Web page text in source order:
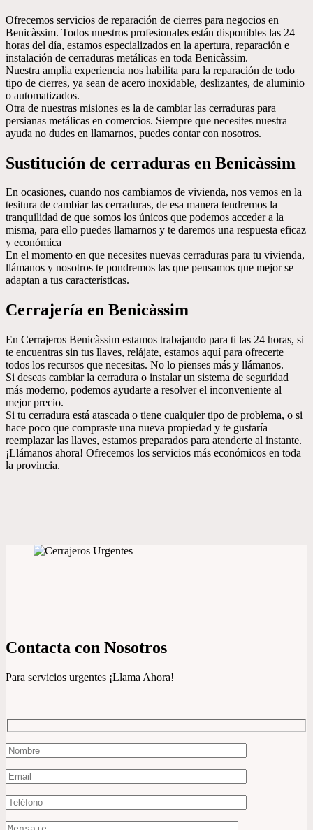
Ofrecemos servicios de reparación de cierres para negocios en
Benicàssim. Todos nuestros profesionales están disponibles las 24
horas del día, estamos especializados en la apertura, reparación e
instalación de cerraduras metálicas en toda Benicàssim.
Nuestra amplia experiencia nos habilita para la reparación de todo
tipo de cierres, ya sean de acero inoxidable, deslizantes, de aluminio
o automatizados.
Otra de nuestras misiones es la de cambiar las cerraduras para
persianas metálicas en comercios. Siempre que necesites nuestra
ayuda no dudes en llamarnos, puedes contar con nosotros.
Sustitución de cerraduras en Benicàssim
En ocasiones, cuando nos cambiamos de vivienda, nos vemos en la
tesitura de cambiar las cerraduras, de esa manera tendremos la
tranquilidad de que somos los únicos que podemos acceder a la
misma, para ello puedes llamarnos y te daremos una respuesta eficaz
y económica
En el momento en que necesites nuevas cerraduras para tu vivienda,
llámanos y nosotros te pondremos las que pensamos que mejor se
adaptan a tus características.
Cerrajería en Benicàssim
En Cerrajeros Benicàssim estamos trabajando para ti las 24 horas, si
te encuentras sin tus llaves, relájate, estamos aquí para ofrecerte
todos los recursos que necesitas. No lo pienses más y llámanos.
Si deseas cambiar la cerradura o instalar un sistema de seguridad
más moderno, podemos ayudarte a resolver el inconveniente al
mejor precio.
Si tu cerradura está atascada o tiene cualquier tipo de problema, o si
hace poco que compraste una nueva propiedad y te gustaría
reemplazar las llaves, estamos preparados para atenderte al instante.
¡Llámanos ahora! Ofrecemos los servicios más económicos en toda
la provincia.
Contacta con Nosotros
Para servicios urgentes ¡Llama Ahora!